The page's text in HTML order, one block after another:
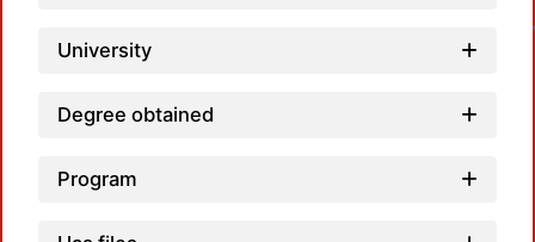
University
Degree obtained
Program